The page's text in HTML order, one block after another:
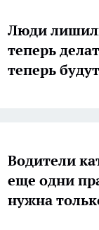
Люди
теперь
теперь
Водители
еще одни
нужна